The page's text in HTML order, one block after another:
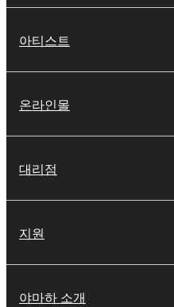
아티스트
온라인몰
대리점
지원
야마하 소개